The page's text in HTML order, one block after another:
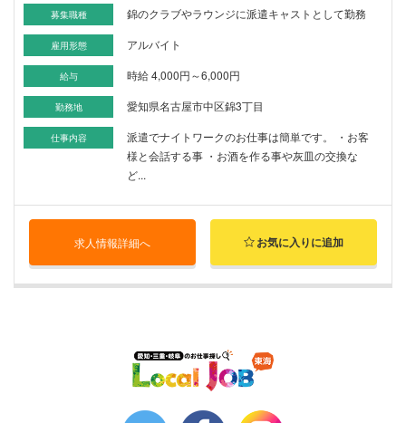
募集職種 錦のクラブやラウンジに派遣キャストとして勤務
雇用形態 アルバイト
給与 時給 4,000円～6,000円
勤務地 愛知県名古屋市中区錦3丁目
仕事内容
派遣でナイトワークのお仕事は簡単です。 ・お客
様と会話する事 ・お酒を作る事や灰皿の交換な
ど...
求人情報詳細へ お気に入りに追加